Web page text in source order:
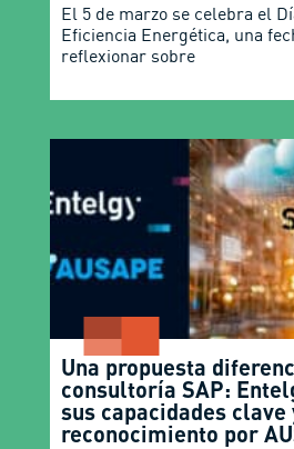
El 5 de marzo se celebra el
Eficiencia Energética, una
reflexionar sobre
Una propuesta
consultoría SAP:
sus capacidades clave
reconocimiento por